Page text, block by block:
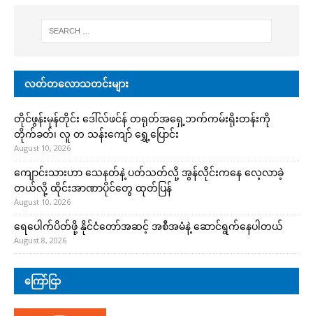
လတ်တလောသတင်းများ
တိုင်ဖွန်းမုန်တိုင်း ဒေါ်လ်ဖင်န် တရုတ်အရှေ့ဘက်ကမ်းရိုးတန်းကို
တိုက်ခတ်၊ လူ တ သန်းကျော် ရွှေ့ပြောင်း
August 10, 2026
ကျောင်းသားဟာ သေနတ်နဲ့ ပတ်သတ်လို့ အွန်လိုင်းကနေ လေ့လာခဲ့
တယ်လို့ ထိုင်းအာဏာပိုင်တွေ ထုတ်ပြန်
August 10, 2026
ရေပေါက်ပိတ်ဖို့ နိုင်ငံတော်အဆင့် အစီအမံနဲ့ ဆောင်ရွက်နေပါတယ်
August 8, 2026
ကြော်ငြာ